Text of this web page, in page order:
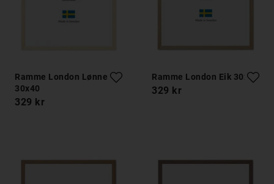
Ramme London Lønnetre
30x40
329 kr
Ramme London Eik 30x40
329 kr